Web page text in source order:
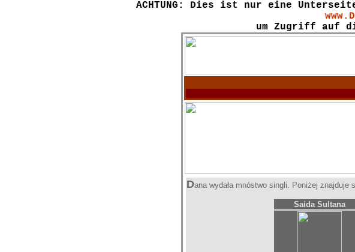
ACHTUNG: Dies ist nur eine
um Zugriff auf
Dana wydała mnóstwo singli. Poniżej
Saida Sultana